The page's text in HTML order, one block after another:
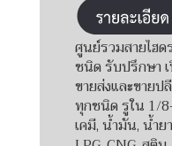
ศูนย์รวมสายไฮ
ชนิด รับปรึกษา
ขายส่งและขายป
ทุกชนิด รูใน 1/
เคมี, น้ำมัน, น้ำย